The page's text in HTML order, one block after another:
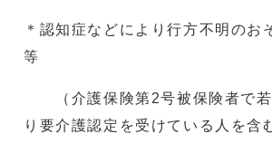
＊認知症などにより行方不明のお
等
（介護保険第2号被保険者で若
り要介護認定を受けている人を含